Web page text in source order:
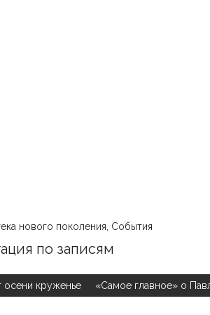
нового поколения События
по записям
осени круженье «Самое главное» о